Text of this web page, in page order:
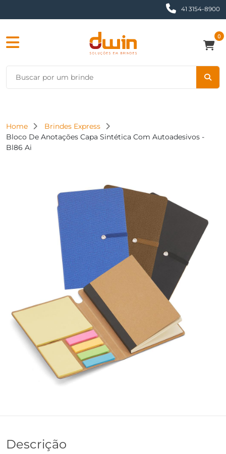
41 3154-8900
0
Home
Brindes Express
Bloco De Anotações Capa Sintética Com Autoadesivos -
Bl86 Ai
Descrição